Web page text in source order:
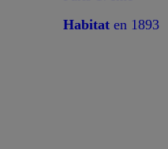
Habitat en 1893